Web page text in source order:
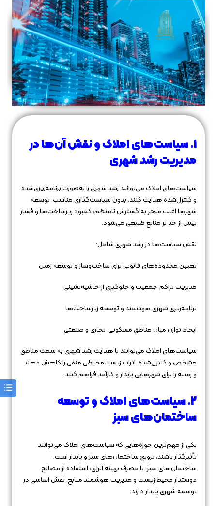
1. سیاست‌های املاک و نقش آن‌ها در
مدیریت رشد شهری
سیاست‌های املاک می‌توانند رشد شهری را به‌صورت برنامه‌ریزی‌شده
و کنترل‌شده هدایت کنند. بدون سیاست‌گذاری مناسب، توسعه
شهرها اغلب منجر به گسترش نامنظم، کمبود زیرساخت‌ها و فشار
بیش از حد بر منابع طبیعی می‌شود.
نقش سیاست‌ها در رشد شهری شامل:
تعیین محدوده‌های قانونی برای ساخت‌وساز و توسعه زمین
مدیریت تراکم جمعیت و جلوگیری از حاشیه‌نشینی
برنامه‌ریزی شهری هوشمند و توسعه زیرساخت‌ها
ایجاد توازن میان مناطق مسکونی، تجاری و صنعتی
سیاست‌های املاک می‌توانند با هدایت رشد شهری به سمت مناطق
مشخص و کنترل‌شده، اثرات زیست‌محیطی منفی را کاهش دهند
و زمینه را برای شهرهایی پایدار و کارآمد فراهم کنند.
2. سیاست‌های املاک و توسعه
ساختمان‌های سبز
یکی از مهم‌ترین حوزه‌هایی که سیاست‌های املاک می‌توانند
تأثیرگذار باشند، ترویج ساختمان‌های سبز و پایدار است.
ساختمان‌های سبز، با مصرف بهینه انرژی، استفاده از مصالح
دوستدار محیط زیست و مدیریت هوشمند منابع، نقش اساسی در
توسعه شهری پایدار دارند.